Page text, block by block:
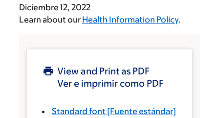
Diciembre 12, 2022
Learn about our Health Information Policy.
View and Print as PDF
Ver e imprimir como PDF
Standard font [Fuente estándar]